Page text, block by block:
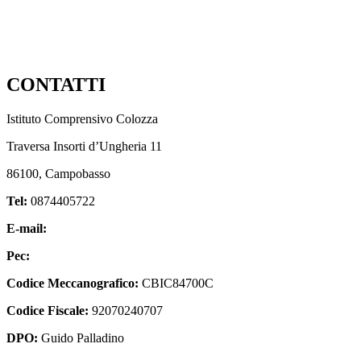
CONTATTI
Istituto Comprensivo Colozza
Traversa Insorti d’Ungheria 11
86100, Campobasso
Tel: 0874405722
E-mail:
Pec:
Codice Meccanografico: CBIC84700C
Codice Fiscale: 92070240707
DPO: Guido Palladino